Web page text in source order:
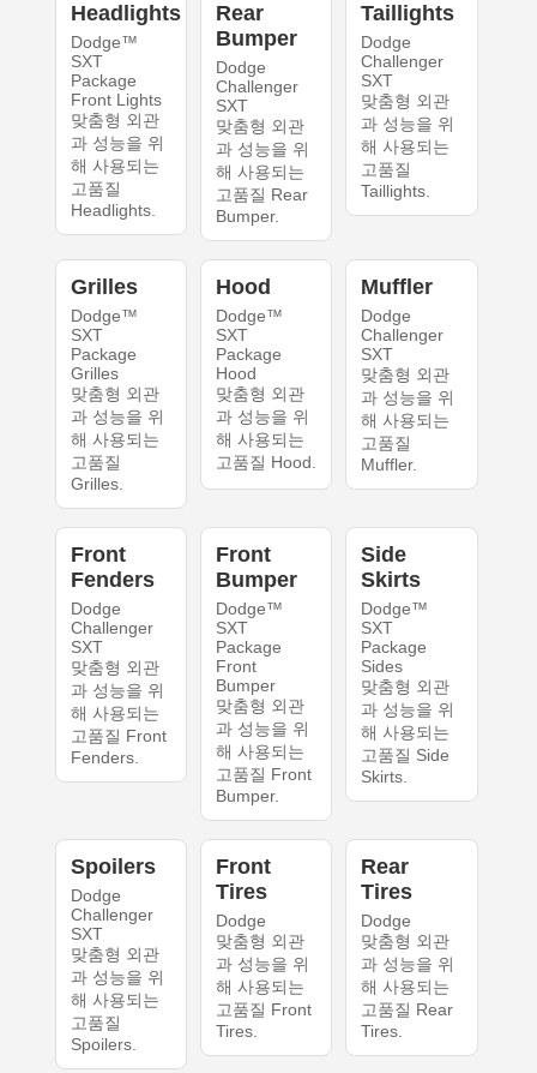
Headlights
Dodge™
SXT
Package
Front Lights
맞춤형 외관
과 성능을 위
해 사용되는
고품질
Headlights.
Rear
Bumper
Dodge
Challenger
SXT
맞춤형 외관
과 성능을 위
해 사용되는
고품질 Rear
Bumper.
Taillights
Dodge
Challenger
SXT
맞춤형 외관
과 성능을 위
해 사용되는
고품질
Taillights.
Grilles
Dodge™
SXT
Package
Grilles
맞춤형 외관
과 성능을 위
해 사용되는
고품질
Grilles.
Hood
Dodge™
SXT
Package
Hood
맞춤형 외관
과 성능을 위
해 사용되는
고품질 Hood.
Muffler
Dodge
Challenger
SXT
맞춤형 외관
과 성능을 위
해 사용되는
고품질
Muffler.
Front
Fenders
Dodge
Challenger
SXT
맞춤형 외관
과 성능을 위
해 사용되는
고품질 Front
Fenders.
Front
Bumper
Dodge™
SXT
Package
Front
Bumper
맞춤형 외관
과 성능을 위
해 사용되는
고품질 Front
Bumper.
Side
Skirts
Dodge™
SXT
Package
Sides
맞춤형 외관
과 성능을 위
해 사용되는
고품질 Side
Skirts.
Spoilers
Dodge
Challenger
SXT
맞춤형 외관
과 성능을 위
해 사용되는
고품질
Spoilers.
Front
Tires
Dodge
맞춤형 외관
과 성능을 위
해 사용되는
고품질 Front
Tires.
Rear
Tires
Dodge
맞춤형 외관
과 성능을 위
해 사용되는
고품질 Rear
Tires.